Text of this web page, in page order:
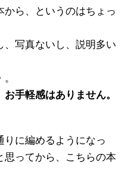
ら、というのはちょっ
、写真ないし、説明多い
手軽感はありません。
りに編めるようになっ
思ってから、こちらの本